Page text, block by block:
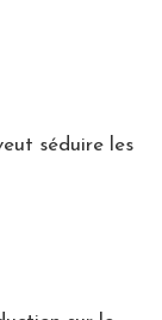
séduire les